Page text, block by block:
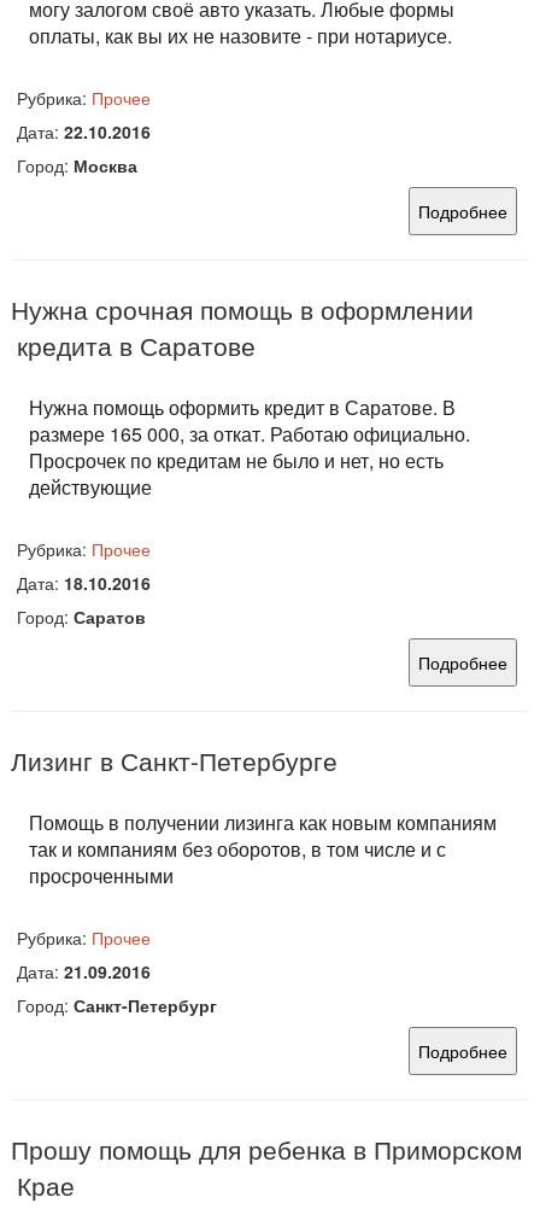
могу залогом своё авто указать. Любые формы
оплаты, как вы их не назовите - при нотариусе.
Рубрика: Прочее
Дата: 22.10.2016
Город: Москва
Подробнее
Нужна срочная помощь в оформлении
кредита в Саратове
Нужна помощь оформить кредит в Саратове. В
размере 165 000, за откат. Работаю официально.
Просрочек по кредитам не было и нет, но есть
действующие
Рубрика: Прочее
Дата: 18.10.2016
Город: Саратов
Подробнее
Лизинг в Санкт-Петербурге
Помощь в получении лизинга как новым компаниям
так и компаниям без оборотов, в том числе и с
просроченными
Рубрика: Прочее
Дата: 21.09.2016
Город: Санкт-Петербург
Подробнее
Прошу помощь для ребенка в Приморском
Крае